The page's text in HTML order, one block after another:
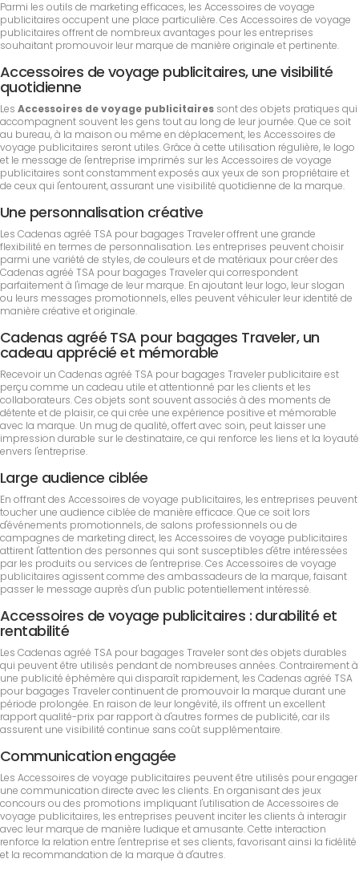
Parmi les outils de marketing efficaces, les Accessoires de voyage
publicitaires occupent une place particulière. Ces Accessoires de voyage
publicitaires offrent de nombreux avantages pour les entreprises
souhaitant promouvoir leur marque de manière originale et pertinente.
Accessoires de voyage publicitaires, une visibilité
quotidienne
Les Accessoires de voyage publicitaires sont des objets pratiques qui
accompagnent souvent les gens tout au long de leur journée. Que ce soit
au bureau, à la maison ou même en déplacement, les Accessoires de
voyage publicitaires seront utiles. Grâce à cette utilisation régulière, le logo
et le message de l'entreprise imprimés sur les Accessoires de voyage
publicitaires sont constamment exposés aux yeux de son propriétaire et
de ceux qui l'entourent, assurant une visibilité quotidienne de la marque.
Une personnalisation créative
Les Cadenas agréé TSA pour bagages Traveler offrent une grande
flexibilité en termes de personnalisation. Les entreprises peuvent choisir
parmi une variété de styles, de couleurs et de matériaux pour créer des
Cadenas agréé TSA pour bagages Traveler qui correspondent
parfaitement à l'image de leur marque. En ajoutant leur logo, leur slogan
ou leurs messages promotionnels, elles peuvent véhiculer leur identité de
manière créative et originale.
Cadenas agréé TSA pour bagages Traveler, un
cadeau apprécié et mémorable
Recevoir un Cadenas agréé TSA pour bagages Traveler publicitaire est
perçu comme un cadeau utile et attentionné par les clients et les
collaborateurs. Ces objets sont souvent associés à des moments de
détente et de plaisir, ce qui crée une expérience positive et mémorable
avec la marque. Un mug de qualité, offert avec soin, peut laisser une
impression durable sur le destinataire, ce qui renforce les liens et la loyauté
envers l'entreprise.
Large audience ciblée
En offrant des Accessoires de voyage publicitaires, les entreprises peuvent
toucher une audience ciblée de manière efficace. Que ce soit lors
d'événements promotionnels, de salons professionnels ou de
campagnes de marketing direct, les Accessoires de voyage publicitaires
attirent l'attention des personnes qui sont susceptibles d'être intéressées
par les produits ou services de l'entreprise. Ces Accessoires de voyage
publicitaires agissent comme des ambassadeurs de la marque, faisant
passer le message auprès d'un public potentiellement intéressé.
Accessoires de voyage publicitaires : durabilité et
rentabilité
Les Cadenas agréé TSA pour bagages Traveler sont des objets durables
qui peuvent être utilisés pendant de nombreuses années. Contrairement à
une publicité éphémère qui disparaît rapidement, les Cadenas agréé TSA
pour bagages Traveler continuent de promouvoir la marque durant une
période prolongée. En raison de leur longévité, ils offrent un excellent
rapport qualité-prix par rapport à d'autres formes de publicité, car ils
assurent une visibilité continue sans coût supplémentaire.
Communication engagée
Les Accessoires de voyage publicitaires peuvent être utilisés pour engager
une communication directe avec les clients. En organisant des jeux
concours ou des promotions impliquant l'utilisation de Accessoires de
voyage publicitaires, les entreprises peuvent inciter les clients à interagir
avec leur marque de manière ludique et amusante. Cette interaction
renforce la relation entre l'entreprise et ses clients, favorisant ainsi la fidélité
et la recommandation de la marque à d'autres.